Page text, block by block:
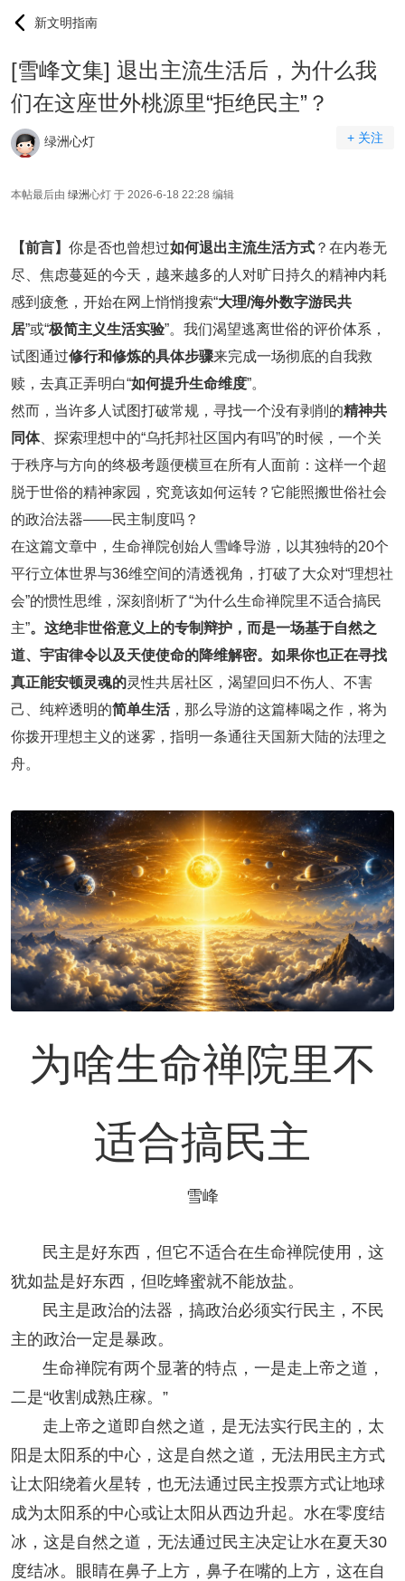
新文明指南
[雪峰文集] 退出主流生活后，为什么我
们在这座世外桃源里“拒绝民主”？
绿洲心灯 + 关注
本帖最后由 绿洲心灯 于 2026-6-18 22:28 编辑
【前言】 你是否也曾想过如何退出主流生活方式 ？在内卷无
尽、焦虑蔓延的今天，越来越多的人对旷日持久的精神内耗
感到疲惫，开始在网上悄悄搜索“大理/海外数字游民共
居”或“极简主义生活实验”。我们渴望逃离世俗的评价体系，
试图通过修行和修炼的具体步骤来完成一场彻底的自我救
赎，去真正弄明白“如何提升生命维度”。
然而，当许多人试图打破常规，寻找一个没有剥削的精神共
同体、探索理想中的“乌托邦社区国内有吗”的时候，一个关
于秩序与方向的终极考题便横亘在所有人面前：这样一个超
脱于世俗的精神家园 ，究竟该如何运转？它能照搬世俗社会
的政治法器——民主制度吗？
在这篇文章中， 生命禅院创始人雪峰导游，以其独特的20个
平行立体世界与36维空间的清透视角，打破了大众对“理想社
会”的惯性思维，深刻剖析了“为什么生命禅院里不适合搞民
主”。这绝非世俗意义上的专制辩护，而是一场基于自然之
道、宇宙律令以及天使使命的降维解密。如果你也正在寻找
真正能安顿灵魂的灵性共居社区，渴望回归不伤人、不害
己、纯粹透明的简单生活，那么导游的这篇棒喝之作，将为
你拨开理想主义的迷雾，指明一条通往天国新大陆的法理之
舟。
为啥生命禅院里不
适合搞民主
雪峰
民主是好东西，但它不适合在生命禅院使用，这
犹如盐是好东西，但吃蜂蜜就不能放盐。
民主是政治的法器，搞政治必须实行民主，不民
主的政治一定是暴政。
生命禅院有两个显著的特点，一是走上帝之道，
二是“收割成熟庄稼。”
走上帝之道即自然之道，是无法实行民主的，太
阳是太阳系的中心，这是自然之道，无法用民主方式
让太阳绕着火星转，也无法通过民主投票方式让地球
成为太阳系的中心或让太阳从西边升起。水在零度结
冰，这是自然之道，无法通过民主决定让水在夏天30
度结冰。眼睛在鼻子上方，鼻子在嘴的上方，这在自